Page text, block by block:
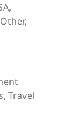
Travel